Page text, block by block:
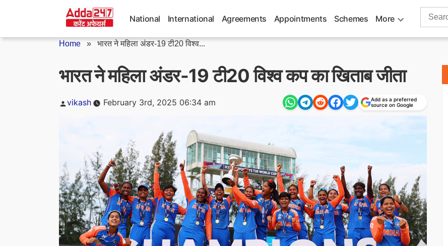
National International Agreements Appointments Schemes More
Search
Home » भारत ने महिला अंडर-19 टी20 विश्व...
भारत ने महिला अंडर-19 टी20 विश्व कप का खिताब जीता
Posted
vikash February 3rd, 2025 06:34 am
Add as a preferred
source on Google